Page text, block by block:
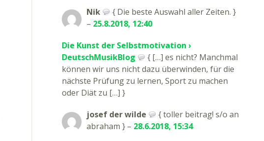
Nik
{ Die beste Auswahl aller Zeiten. }
– 25.8.2018, 12:40
Die Kunst der Selbstmotivation ›
DeutschMusikBlog
{ […] es nicht? Manchmal
können wir uns nicht dazu überwinden, für die
nächste Prüfung zu lernen, Sport zu machen
oder Diät zu […] }
josef der wilde
{ toller beitrag! s/o an
abraham } – 28.6.2018, 15:34